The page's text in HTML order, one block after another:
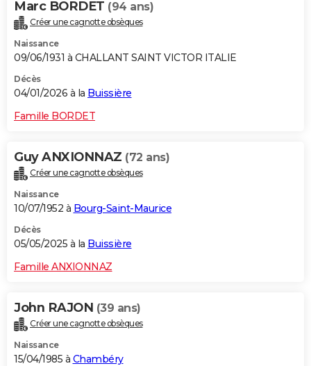
Alimentation
Guide de la santé
Maladies
Médicaments
Sommeil
VOYAGE
Destinations
City break
Voyage nature
Voyage de noces
Forum
Climat
+PHOTO
GUIDES D'ACHAT
Carte de Noël
Carte Bonne année
Carte Saint-Valentin
Carte Pâques
Carte d'anniversaire
DICTIONNAIRE
Dictionnaire
Biographies
Citations
Expressions
Proverbes
PROGRAMME TV
S'inscrire
Se connecter
Lycées
Collèges
Primaires
Universités
Entreprises
Service militaire
Avis de recherche
AVIS DE DÉCÈS
FORUM
Bricolage
Lifestyle
Culture
Auto
Television
Voyage
Cinema
Marc BORDET (94 ans)
Créer une cagnotte obsèques
Naissance
09/06/1931 à CHALLANT SAINT VICTOR ITALIE
Décès
04/01/2026 à la Buissière
Famille BORDET
Guy ANXIONNAZ (72 ans)
Créer une cagnotte obsèques
Naissance
10/07/1952 à Bourg-Saint-Maurice
Décès
05/05/2025 à la Buissière
Famille ANXIONNAZ
John RAJON (39 ans)
Créer une cagnotte obsèques
Naissance
15/04/1985 à Chambéry